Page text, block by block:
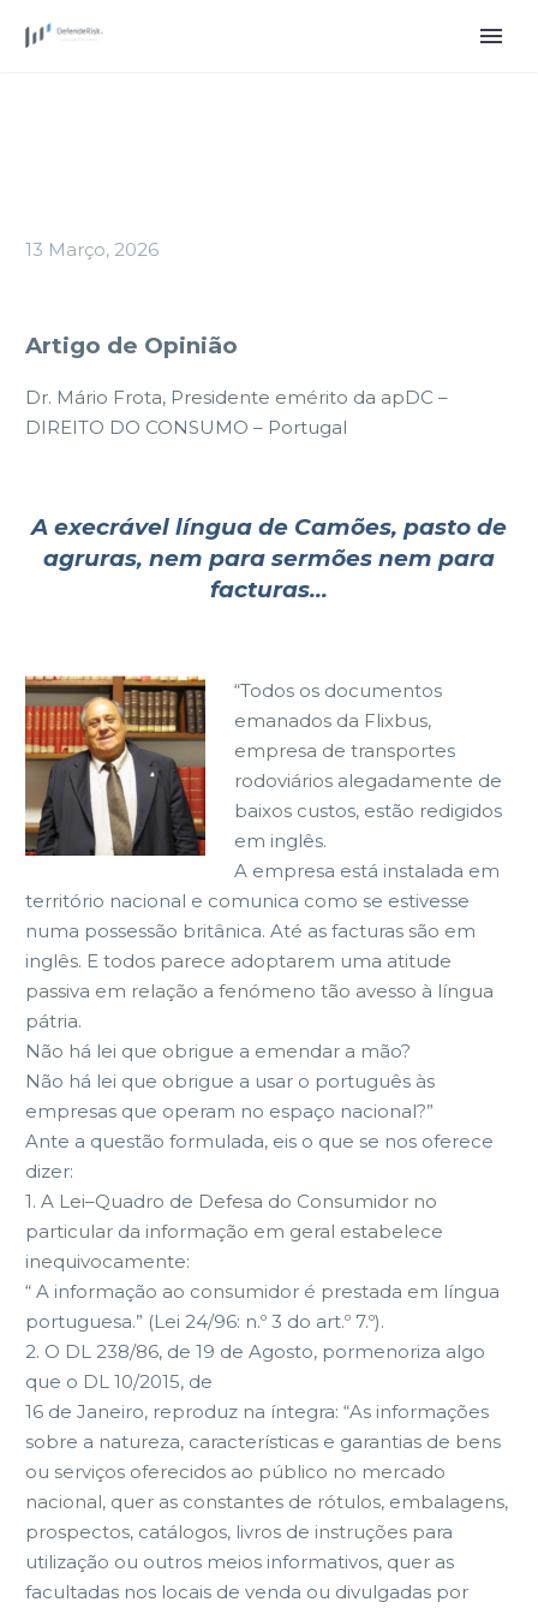
13 Março, 2026
Artigo de Opinião
Dr. Mário Frota, Presidente emérito da apDC –
DIREITO DO CONSUMO – Portugal
A execrável língua de Camões, pasto de
agruras, nem para sermões nem para
facturas…
“Todos os documentos
emanados da Flixbus,
empresa de transportes
rodoviários alegadamente de
baixos custos, estão redigidos
em inglês.
A empresa está instalada em
território nacional e comunica como se estivesse
numa possessão britânica. Até as facturas são em
inglês. E todos parece adoptarem uma atitude
passiva em relação a fenómeno tão avesso à língua
pátria.
Não há lei que obrigue a emendar a mão?
Não há lei que obrigue a usar o português às
empresas que operam no espaço nacional?”
Ante a questão formulada, eis o que se nos oferece
dizer:
1. A Lei–Quadro de Defesa do Consumidor no
particular da informação em geral estabelece
inequivocamente:
“ A informação ao consumidor é prestada em língua
portuguesa.” (Lei 24/96: n.º 3 do art.º 7.º).
2. O DL 238/86, de 19 de Agosto, pormenoriza algo
que o DL 10/2015, de
16 de Janeiro, reproduz na íntegra: “As informações
sobre a natureza, características e garantias de bens
ou serviços oferecidos ao público no mercado
nacional, quer as constantes de rótulos, embalagens,
prospectos, catálogos, livros de instruções para
utilização ou outros meios informativos, quer as
facultadas nos locais de venda ou divulgadas por